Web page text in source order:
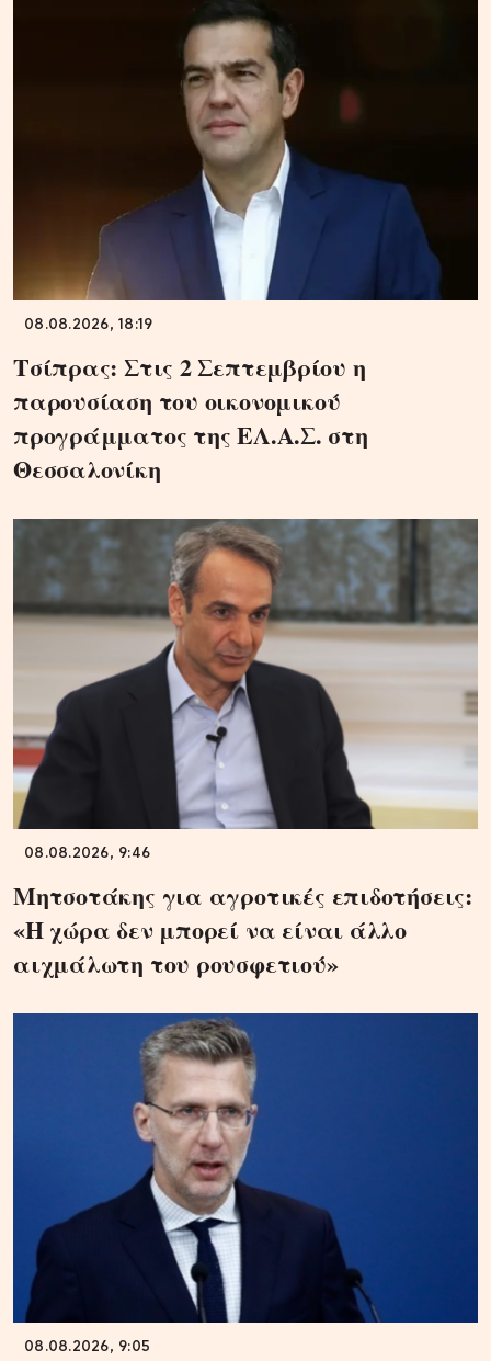
08.08.2026, 18:19
Τσίπρας: Στις 2 Σεπτεμβρίου η
παρουσίαση του οικονομικού
προγράμματος της ΕΛ.Α.Σ. στη
Θεσσαλονίκη
08.08.2026, 9:46
Μητσοτάκης για αγροτικές επιδοτήσεις:
«Η χώρα δεν μπορεί να είναι άλλο
αιχμάλωτη του ρουσφετιού»
08.08.2026, 9:05